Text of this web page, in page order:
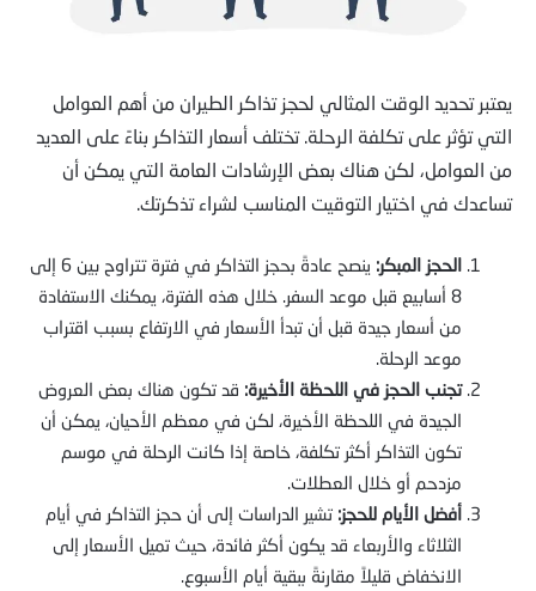
يعتبر تحديد الوقت المثالي لحجز تذاكر الطيران من أهم العوامل
التي تؤثر على تكلفة الرحلة. تختلف أسعار التذاكر بناءً على العديد
من العوامل، لكن هناك بعض الإرشادات العامة التي يمكن أن
تساعدك في اختيار التوقيت المناسب لشراء تذكرتك.
الحجز المبكر:
ينصح عادةً بحجز التذاكر في فترة تتراوح بين 6 إلى
8 أسابيع قبل موعد السفر. خلال هذه الفترة، يمكنك الاستفادة
من أسعار جيدة قبل أن تبدأ الأسعار في الارتفاع بسبب اقتراب
موعد الرحلة.
تجنب الحجز في اللحظة الأخيرة: قد تكون هناك بعض العروض
الجيدة في اللحظة الأخيرة، لكن في معظم الأحيان، يمكن أن
تكون التذاكر أكثر تكلفة، خاصة إذا كانت الرحلة في موسم
مزدحم أو خلال العطلات.
أفضل الأيام للحجز: تشير الدراسات إلى أن حجز التذاكر في أيام
الثلاثاء والأربعاء قد يكون أكثر فائدة، حيث تميل الأسعار إلى
الانخفاض قليلاً مقارنةً ببقية أيام الأسبوع.